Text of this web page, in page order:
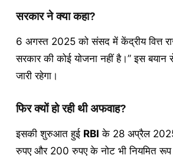
सरकार ने क्या कहा?
6 अगस्त 2025 को संसद में केंद्रीय वित्त
सरकार की कोई योजना नहीं है।” इस
जारी रहेगा।
फिर क्यों हो रही थी अफवाह?
इसकी शुरुआत हुई RBI के 28 अप्रैल
रुपए और 200 रुपए के नोट भी नियमित